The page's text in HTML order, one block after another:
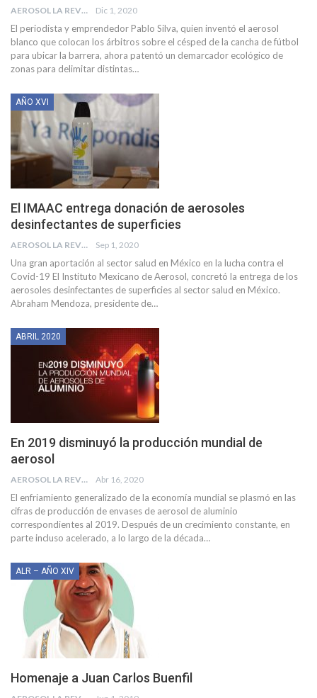
AEROSOL LA REVISTA Dic 1, 2020
El periodista y emprendedor Pablo Silva, quien inventó el aerosol
blanco que colocan los árbitros sobre el césped de la cancha de fútbol
para ubicar la barrera, ahora patentó un demarcador ecológico de
zonas para delimitar distintas…
AÑO XVI
El IMAAC entrega donación de aerosoles
desinfectantes de superficies
AEROSOL LA REVISTA Sep 1, 2020
Una gran aportación al sector salud en México en la lucha contra el
Covid-19 El Instituto Mexicano de Aerosol, concretó la entrega de los
aerosoles desinfectantes de superficies al sector salud en México.
Abraham Mendoza, presidente de…
ABRIL 2020
En 2019 disminuyó la producción mundial de
aerosol
AEROSOL LA REVISTA Abr 16, 2020
El enfriamiento generalizado de la economía mundial se plasmó en las
cifras de producción de envases de aerosol de aluminio
correspondientes al 2019. Después de un crecimiento constante, en
parte incluso acelerado, a lo largo de la década…
ALR – AÑO XIV
Homenaje a Juan Carlos Buenfil